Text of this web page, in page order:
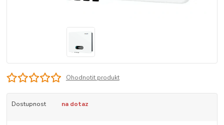
Ohodnotit produkt
Dostupnost na dotaz